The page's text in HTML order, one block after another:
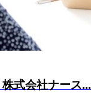
式会社ナース...